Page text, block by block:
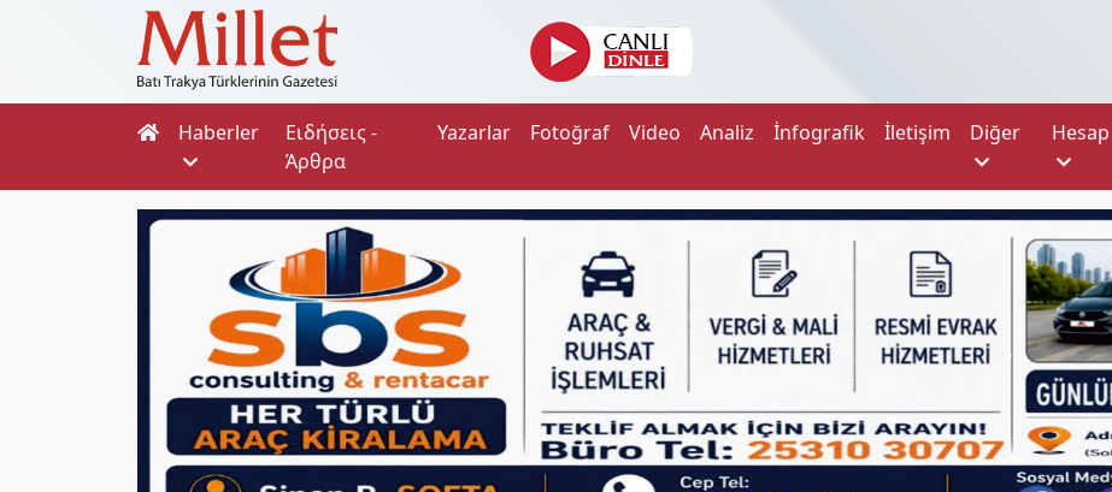
Haberler
Ειδήσεις -
Άρθρα
Yazarlar Fotoğraf Video Analiz İnfografik İletişim Diğer Hesap